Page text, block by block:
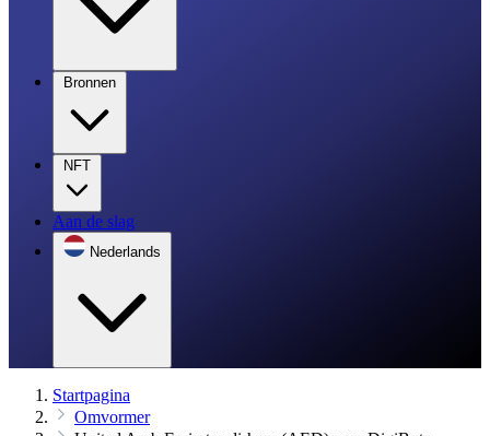
Bronnen
NFT
Aan de slag
Nederlands
Startpagina
Omvormer